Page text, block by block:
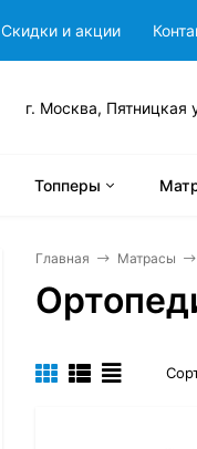
Скидки и акции
г. Москва, Пятницкая
Топперы
Главная Матрасы